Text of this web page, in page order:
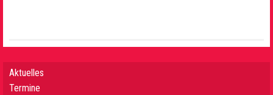
Aktuelles
Termine